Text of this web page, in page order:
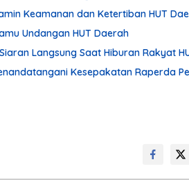
Keamanan dan Ketertiban HUT
Undangan HUT Daerah
Langsung Saat Hiburan Rakyat
Kesepakatan Raperda